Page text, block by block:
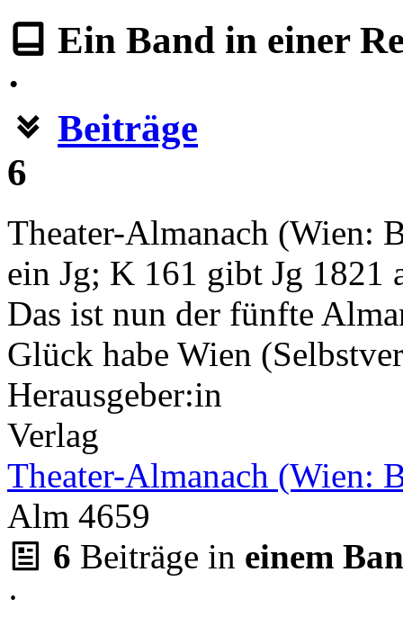
Ein Band in einer
·
Beiträge
6
Theater-Almanach (Wien:
ein Jg; K 161 gibt Jg 1821
Das ist nun der fünfte
Glück habe Wien
Herausgeber:in
Verlag
Theater-Almanach (Wien:
Alm 4659
6 Beiträge in einem
·